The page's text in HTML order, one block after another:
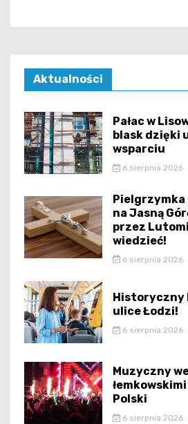
Aktualności
Pałac w
blask dzięki
wsparciu
6 sierpnia 2026
Pielgrzymka
na Jasną
przez
wiedzieć!
6 sierpnia 2026
Historyczny
ulice Łodzi!
6 sierpnia 2026
Muzyczny
Polski
6 sierpnia 2026